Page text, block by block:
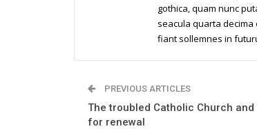
gothica, quam nunc
seacula quarta decima
fiant sollemnes in
PREVIOUS ARTICLES
The troubled Catholic Church
for renewal